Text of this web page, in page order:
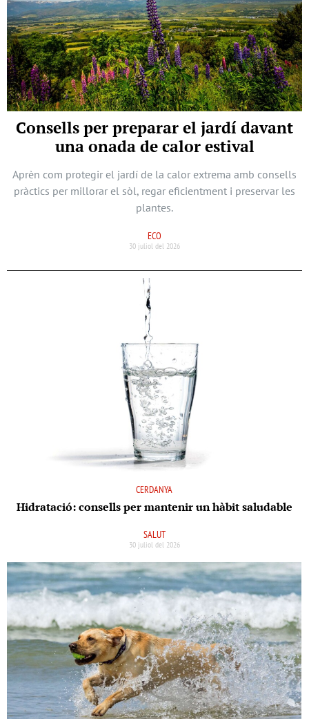
Consells per preparar el jardí davant
una onada de calor estival
Aprèn com protegir el jardí de la calor extrema amb consells
pràctics per millorar el sòl, regar eficientment i preservar les
plantes.
ECO
30 juliol del 2026
CERDANYA
Hidratació: consells per mantenir un hàbit saludable
SALUT
30 juliol del 2026